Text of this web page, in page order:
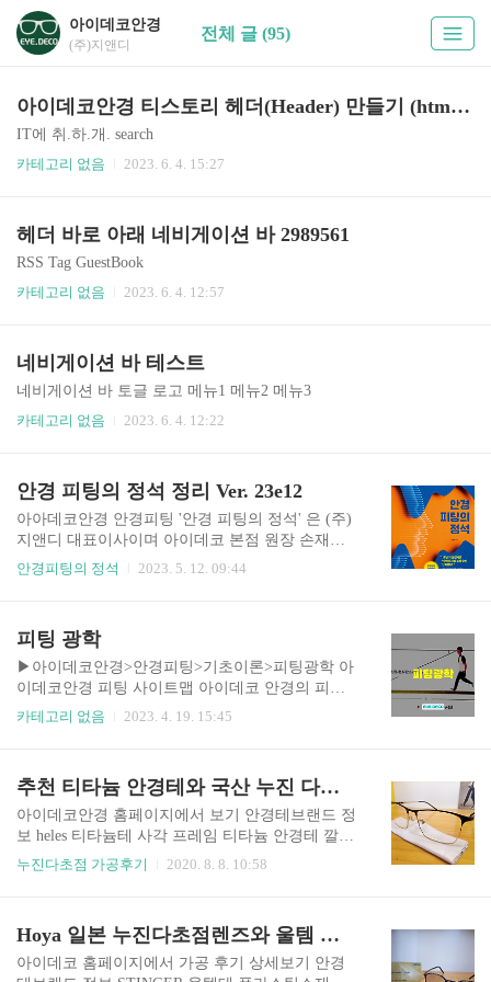
아이데코안경
(주)지앤디
전체 글 (95)
아이데코안경 티스토리 헤더(Header) 만들기 (html, css, js) 2986203
IT에 취.하.개. search
카테고리 없음
2023. 6. 4. 15:27
헤더 바로 아래 네비게이션 바 2989561
RSS Tag GuestBook
카테고리 없음
2023. 6. 4. 12:57
네비게이션 바 테스트
네비게이션 바 토글 로고 메뉴1 메뉴2 메뉴3
카테고리 없음
2023. 6. 4. 12:22
안경 피팅의 정석 정리 Ver. 23e12
아아데코안경 안경피팅 '안경 피팅의 정석' 은 (주)
지앤디 대표이사이며 아이데코 본점 원장 손재환
대표가 직접 쓴 안경피팅에 관한 책으로 17년차 안
는 '안경 피팅의 정석' 에 대한 존재를 널리 알리고
이해를 돕기 위해 책의 내용 일부를 정리하고 손재
환 대표의 영상을 첨부하여 책의 내용이 더욱 입체
적이 되도록 하기 위한 목적으로 진행하고자 합니
다. 많은 관심과 응원을 바라며 정리되는 과정에서
시기 바랍니다. 이력보기 아래 트리메뉴 + 기호를
눌러 확장하시면 '안경 피팅..
안경피팅의 정석 2023. 5. 12. 09:44
피팅 광학
▶아이데코안경>안경피팅>기초이론>피팅광학 아
이데코안경 피팅 사이트맵 아이데코 안경의 피팅
철학을 정리하였습니다. 리스트에서 가장 최신 것
안경원 페이스북 피팅 광학 렌즈는 빛이 광축을 통
과할 때, 모든 수차(Aberration)가 제거되어 선명한
상을 얻을 수 있다. 따라서 안경을 통해 선명한 상
을 얻기 위해서는 시선과 렌즈 광축이 반드시 일치
해야 한다. 따라서 우리의 시선이 달라짐에 따른 광
닥 쪽을 향한다. 이것은 가장 자주 사용하는 시선의
위치이며, '상용시선..
카테고리 없음 2023. 4. 19. 15:45
추천 티타늄 안경테와 국산 누진 다초점렌즈 맞춤후기
아이데코안경 홈페이지에서 보기 안경테브랜드 정
보 heles 티타늄테 사각 프레임 티타늄 안경테 깔끔
하고 정중한 분위기 골드색상과 블랙 클릭! heles
거리 보실때 흐림이 너무 심해서 누진다초점안경
을 착용 고급형 렌즈로 울렁임에 금방 적응하도록
누진다초점 가공후기 2020. 8. 8. 10:58
Hoya 일본 누진다초점렌즈와 울템 안경테 가공후기
아이데코 홈페이지에서 가공 후기 상세보기 안경